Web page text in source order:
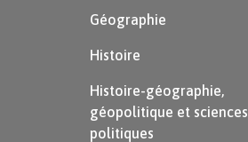
Géographie
Histoire
Histoire-géographie,
géopolitique et sciences
politiques